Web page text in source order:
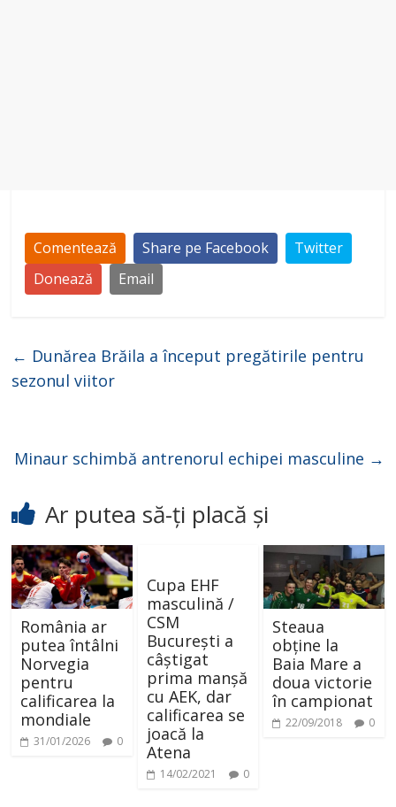
Comentează Share pe Facebook
Twitter
Donează
Email
← Dunărea Brăila a început pregătirile pentru
sezonul viitor
Minaur schimbă antrenorul echipei masculine →
Ar putea să-ți placă și
România ar
putea întâlni
Norvegia
pentru
calificarea la
mondiale
31/01/2026 0
Cupa EHF
masculină /
CSM
București a
câștigat
prima manșă
cu AEK, dar
calificarea se
joacă la
Atena
14/02/2021 0
Steaua
obține la
Baia Mare a
doua victorie
în campionat
22/09/2018 0